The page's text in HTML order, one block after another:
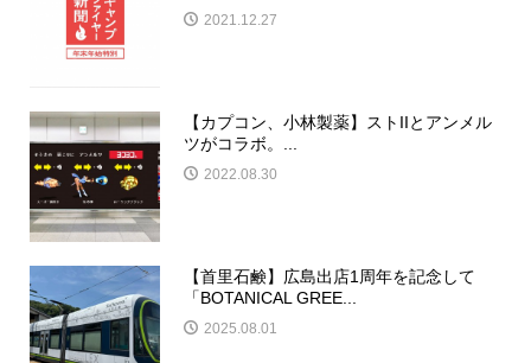
2021.12.27
【カプコン、小林製薬】ストIIとアンメル
ツがコラボ。...
2022.08.30
【首里石鹸】広島出店1周年を記念して
「BOTANICAL GREE...
2025.08.01